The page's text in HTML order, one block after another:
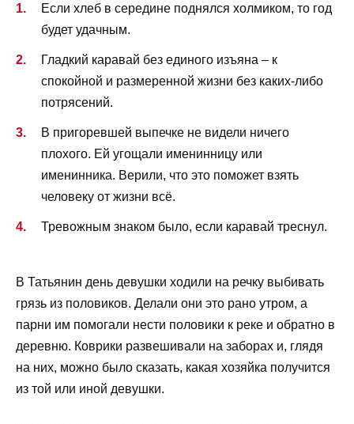
Если хлеб в середине поднялся холмиком, то год
будет удачным.
Гладкий каравай без единого изъяна – к
спокойной и размеренной жизни без каких-либо
потрясений.
В пригоревшей выпечке не видели ничего
плохого. Ей угощали именинницу или
именинника. Верили, что это поможет взять
человеку от жизни всё.
Тревожным знаком было, если каравай треснул.
В Татьянин день девушки ходили на речку выбивать
грязь из половиков. Делали они это рано утром, а
парни им помогали нести половики к реке и обратно в
деревню. Коврики развешивали на заборах и, глядя
на них, можно было сказать, какая хозяйка получится
из той или иной девушки.